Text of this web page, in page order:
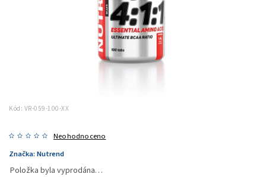
Kód: VR-059-100-XX
Neohodnoceno
Značka: Nutrend
Položka byla vyprodána…